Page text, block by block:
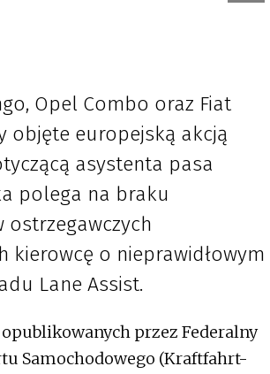
Opel Combo oraz Fiat
objęte europejską akcją
asystenta pasa
polega na braku
kierowcę o nieprawidłowym
Lane Assist.
opublikowanych przez Federalny
Samochodowego (Kraftfahrt-